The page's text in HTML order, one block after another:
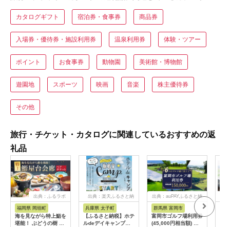
カタログギフト 宿泊券・食事券 商品券
入場券・優待券・施設利用券 温泉利用券 体験・ツアー
ポイント お食事券 動物園 美術館・博物館
遊園地 スポーツ 映画 音楽 株主優待券
その他
旅行・チケット・カタログに関連しているおすすめの返
礼品
出典：ふるラボ
福岡県 岡垣町
海を見ながら特上鮨を
堪能！ ぶどうの樹 鮨
出典：楽天ふるさと納
兵庫県 太子町
【ふるさと納税】ホテ
ルdeデイキャンプ体
出典：auPAYふるさと納
群馬県 富岡市
富岡市ゴルフ場利用券
(45,000円相当額) ゴ